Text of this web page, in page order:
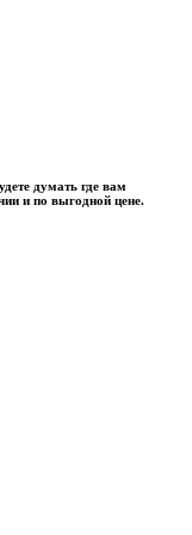
думать где вам
и по выгодной цене.